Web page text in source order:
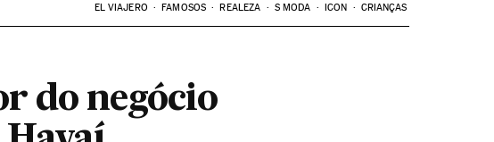
EL VIAJERO FAMOSOS REALEZA S MODA ICON CRIANÇAS
do negócio